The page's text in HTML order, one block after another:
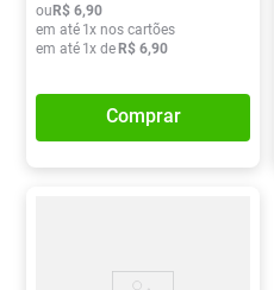
ouR$ 6,90
em até 1x nos cartões
em até 1x deR$ 6,90
Comprar